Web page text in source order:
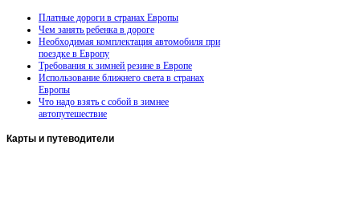
Платные дороги в странах Европы
Чем занять ребенка в дороге
Необходимая комплектация автомобиля при
поездке в Европу
Требования к зимней резине в Европе
Использование ближнего света в странах
Европы
Что надо взять с собой в зимнее
автопутешествие
Карты и путеводители